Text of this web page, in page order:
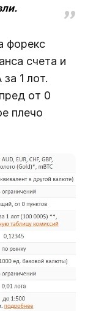
форекс
счета и
1 лот.
от 0
плечо